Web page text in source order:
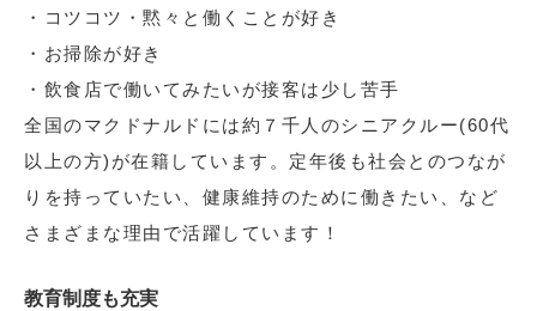
・コツコツ・黙々と働くことが好き
・お掃除が好き
・飲食店で働いてみたいが接客は少し苦手
全国のマクドナルドには約７千人のシニアクルー(60代
以上の方)が在籍しています。定年後も社会とのつなが
りを持っていたい、健康維持のために働きたい、など
さまざまな理由で活躍しています！
教育制度も充実